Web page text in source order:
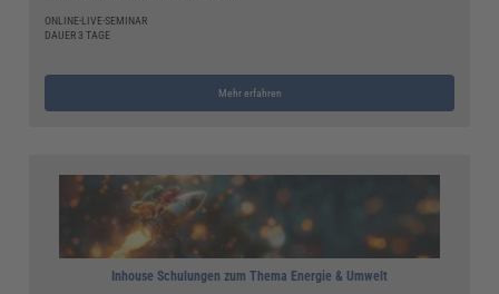
ONLINE-LIVE-SEMINAR
DAUER 3 TAGE
Mehr erfahren
Inhouse Schulungen zum Thema Energie & Umwelt